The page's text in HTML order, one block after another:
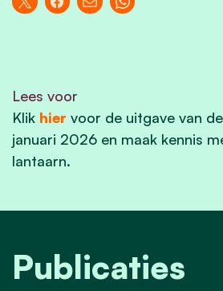
Lees voor
Klik hier voor de uitgave van
januari 2026 en maak kennis
lantaarn.
Publicaties